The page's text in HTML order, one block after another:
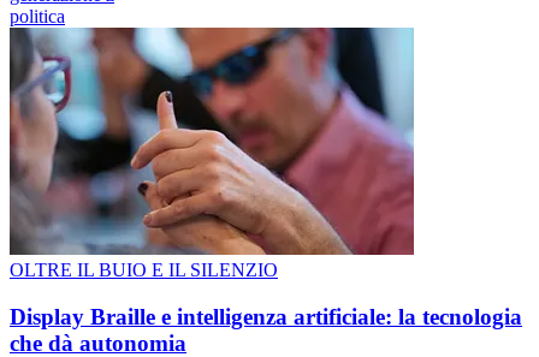
politica
OLTRE IL BUIO E IL SILENZIO
Display Braille e intelligenza artificiale: la tecnologia
che dà autonomia